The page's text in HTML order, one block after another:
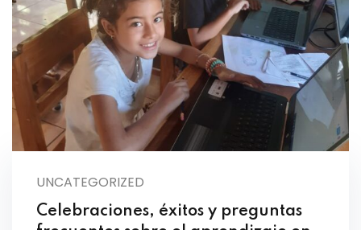
UNCATEGORIZED
Celebraciones, éxitos y preguntas